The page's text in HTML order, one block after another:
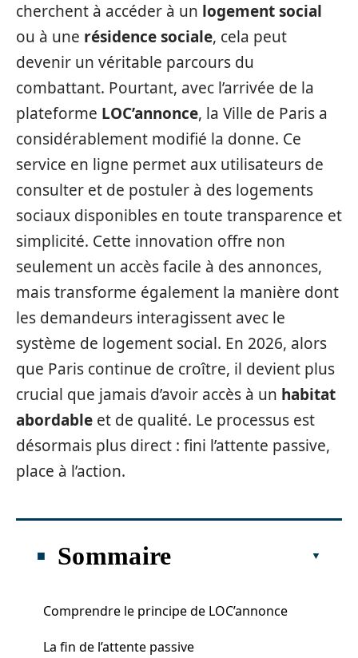
cherchent à accéder à un logement social
ou à une résidence sociale, cela peut
devenir un véritable parcours du
combattant. Pourtant, avec l’arrivée de la
plateforme LOC’annonce, la Ville de Paris a
considérablement modifié la donne. Ce
service en ligne permet aux utilisateurs de
consulter et de postuler à des logements
sociaux disponibles en toute transparence et
simplicité. Cette innovation offre non
seulement un accès facile à des annonces,
mais transforme également la manière dont
les demandeurs interagissent avec le
système de logement social. En 2026, alors
que Paris continue de croître, il devient plus
crucial que jamais d’avoir accès à un habitat
abordable et de qualité. Le processus est
désormais plus direct : fini l’attente passive,
place à l’action.
Sommaire
Comprendre le principe de LOC’annonce
La fin de l’attente passive